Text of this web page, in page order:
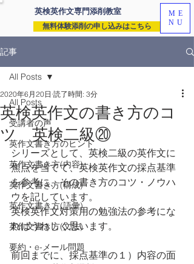
英検英作文専門添削教室
無料体験添削の申し込みはこちら
ME
NU
記事
All Posts
受講者の声
英作文書き方のヒント
英作文書き方(内容)
英作文書き方(構成)
英作文書き方(語彙)
英作文書き方(文法)
要約・e-メール問題
All Posts
英検英作文の書き方のコ
ツ 英検二級⑳
2020年6月20日 読了時間: 3分
シリーズとして、英検二級の英作文に
焦点を当てて、英検英作文の採点基準
を参考に、その書き方のコツ・ノウハ
ウを記しています。
英検英作文対策用の勉強法の参考にな
ればうれしく思います。
前回までに、採点基準の１）内容の面